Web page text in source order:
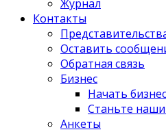
Журнал
Контакты
Оставить
Обратная связь
Бизнес
Начать бизнес
Станьте
Анкеты